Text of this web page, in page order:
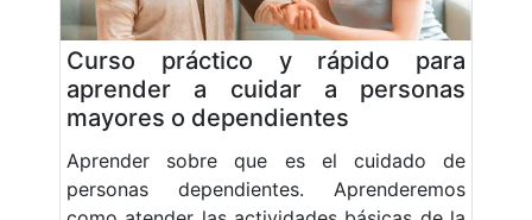
Curso práctico y rápido para
aprender a cuidar a personas
mayores o dependientes
Aprender sobre que es el cuidado de
personas dependientes. Aprenderemos